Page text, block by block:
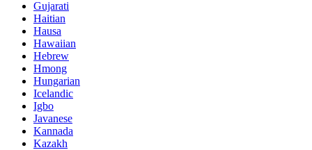
Gujarati
Haitian
Hausa
Hawaiian
Hebrew
Hmong
Hungarian
Icelandic
Igbo
Javanese
Kannada
Kazakh